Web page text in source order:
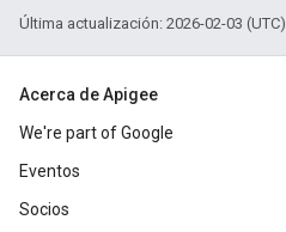
Última actualización: 2026-02-03 (UTC)
Acerca de Apigee
We're part of Google
Eventos
Socios